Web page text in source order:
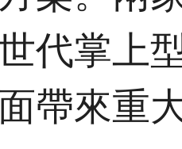
代掌上
帶來重